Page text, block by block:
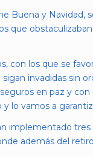
Buena y Navidad,
que
con los que se
invadidas sin
en paz y con
lo vamos a
implementado
además del